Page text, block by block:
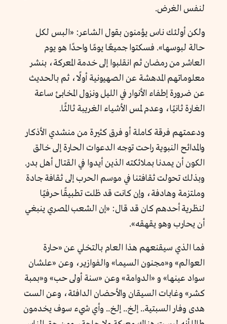
لنفس الغرض.
ولكن أولئك ناس يؤمنون بقول الشاعر: «البس لكل
حالة لبوسها». فسكتوا جميعًا يومًا واحدًا هو يوم
العاشر من رمضان ثم انقلبوا إلى خدمة المعركة، بنشر
معلوماتهم المدهشة عن الصهيونية أولًا، ثم بالحديث
عن ضرورة إطفاء الأنوار في الليل ونزول المخابئ ساعة
الغارة ثانيًا، وعدم لمس الأشياء الغريبة ثالثًا.
ودعمتهم فرقة كاملة أو فرق كثيرة من منشدي الأذكار
والمدائح النبوية راحت توجه الدعوات الحارة إلى خالق
الكون أن يمدنا بملائكته الذين أيدوا في القتال أهل بدر.
وبذلك تحولت ثقافتنا في موسم الحرب إلى ثقافة جادة
وملتزمة وهادفة، وإن كانت قد ظلت تطبيقًا حرفيًا
لنظرية أحدهم كان قد قال: «إن الشعب المصري ينبغي
أن يحارب وهو يقهقه».
فما الذي سيقنعهم هذا العام بالتخلي عن «حارة
العوالم» و«مجنون السيما» والفوازير، وعن «علشان
سواد عينها» و «الدوامة» وعن «سنة أولى حب» و«بمبة
كشر» وغابات السيقان والأحضان الدافئة، وعن الست
هدى وفار السبتية.. إلخ.. إلخ.. وأي شيء سوف يخدمون